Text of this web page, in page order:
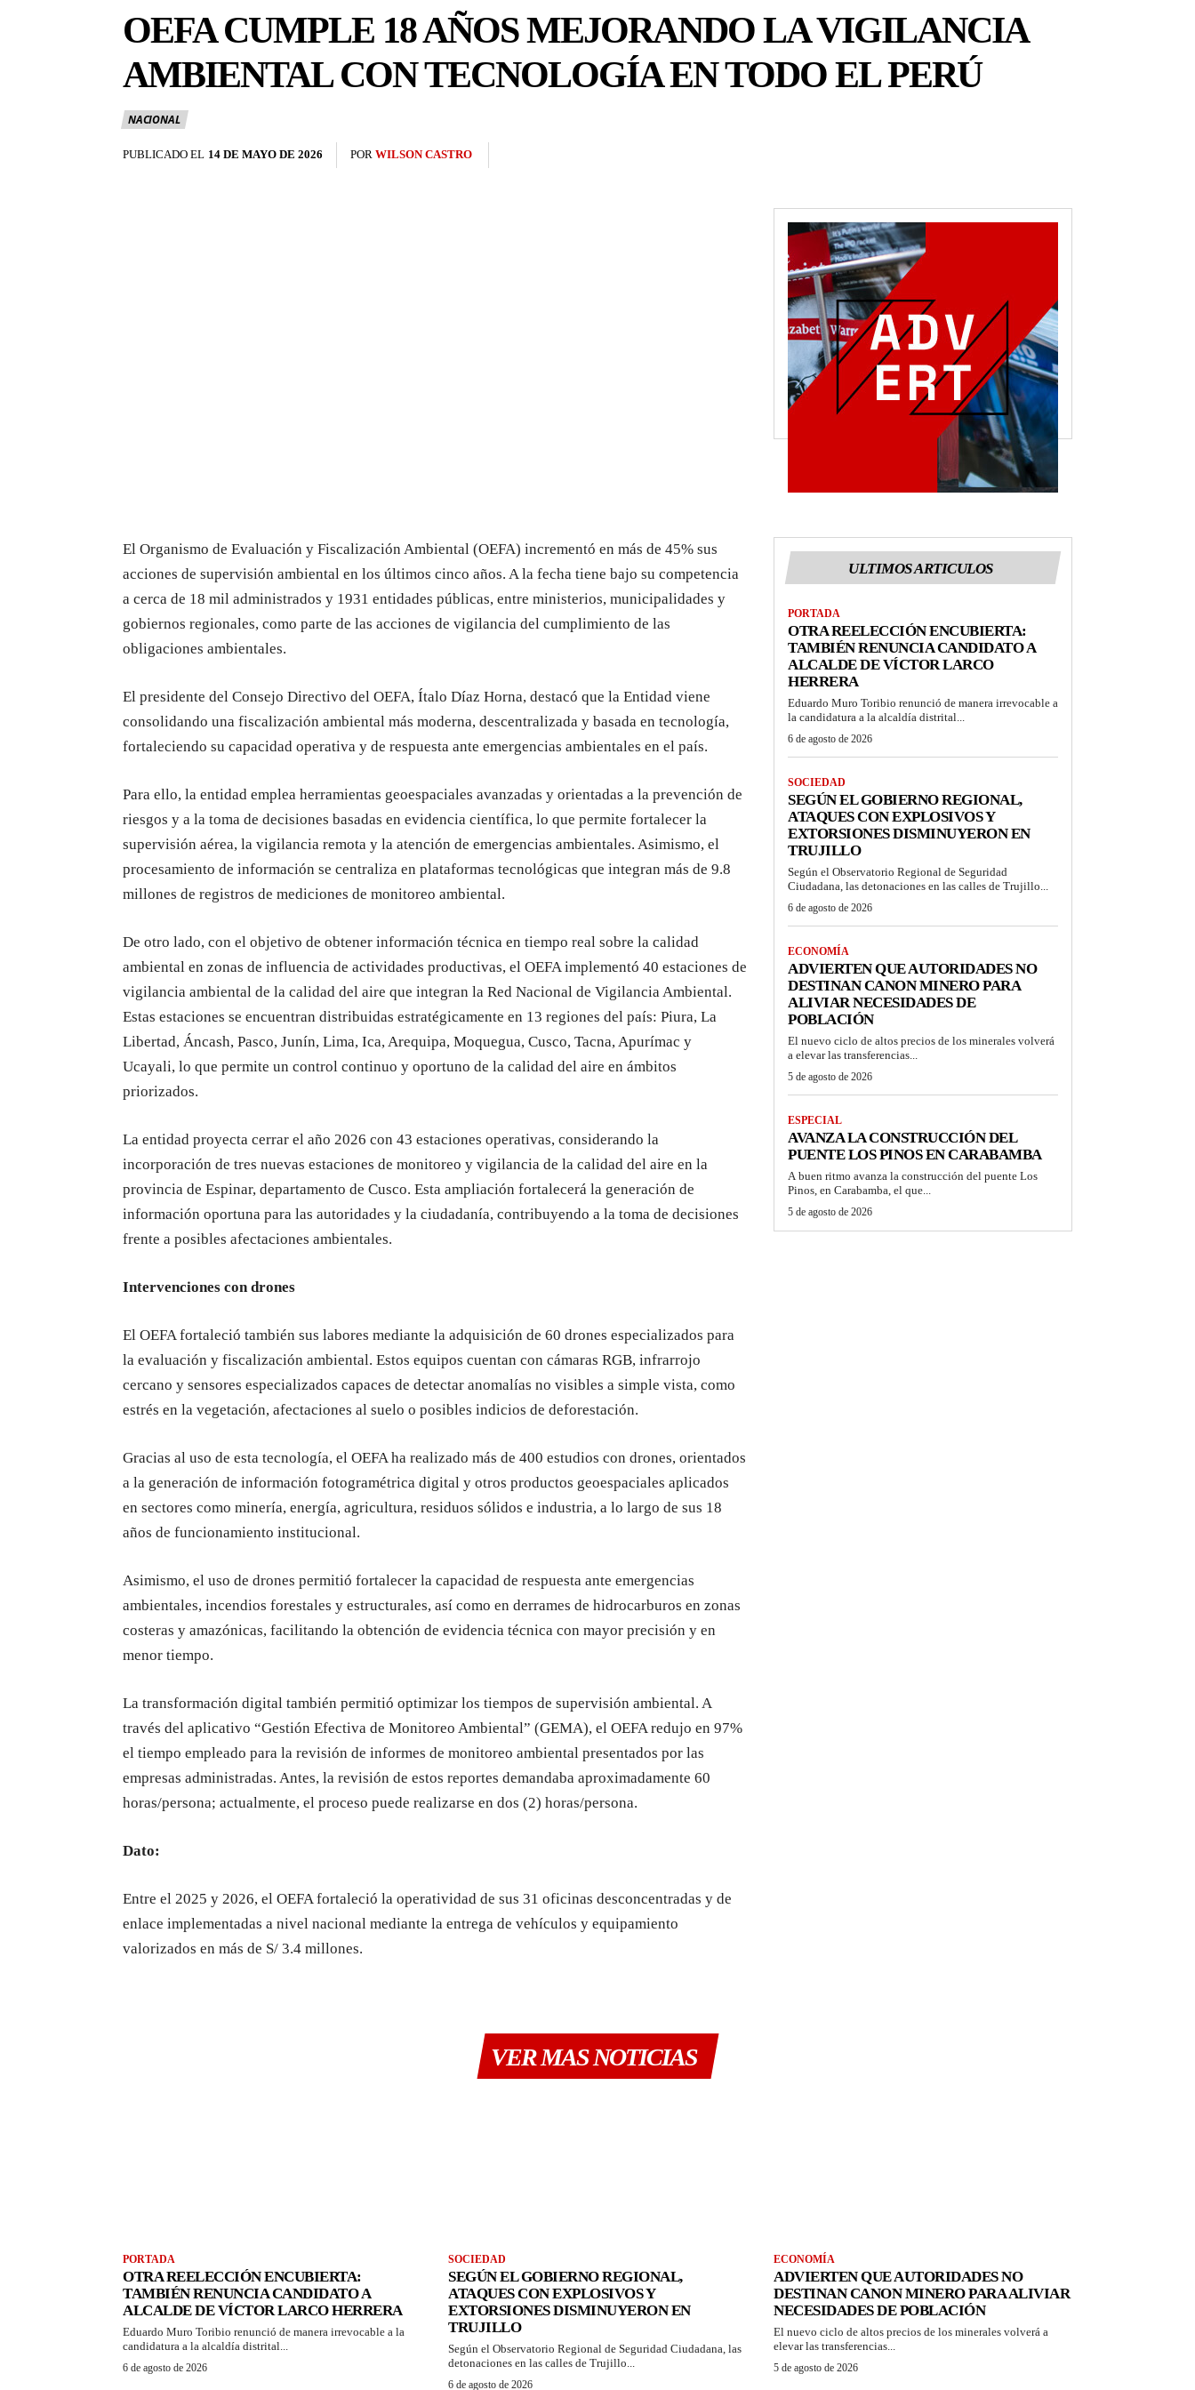
OEFA CUMPLE 18 AÑOS MEJORANDO LA VIGILANCIA
AMBIENTAL CON TECNOLOGÍA EN TODO EL PERÚ
NACIONAL
PUBLICADO EL 14 DE MAYO DE 2026 POR WILSON CASTRO
El Organismo de Evaluación y Fiscalización Ambiental (OEFA) incrementó en más de 45% sus
acciones de supervisión ambiental en los últimos cinco años. A la fecha tiene bajo su competencia
a cerca de 18 mil administrados y 1931 entidades públicas, entre ministerios, municipalidades y
gobiernos regionales, como parte de las acciones de vigilancia del cumplimiento de las
obligaciones ambientales.
El presidente del Consejo Directivo del OEFA, Ítalo Díaz Horna, destacó que la Entidad viene
consolidando una fiscalización ambiental más moderna, descentralizada y basada en tecnología,
fortaleciendo su capacidad operativa y de respuesta ante emergencias ambientales en el país.
Para ello, la entidad emplea herramientas geoespaciales avanzadas y orientadas a la prevención de
riesgos y a la toma de decisiones basadas en evidencia científica, lo que permite fortalecer la
supervisión aérea, la vigilancia remota y la atención de emergencias ambientales. Asimismo, el
procesamiento de información se centraliza en plataformas tecnológicas que integran más de 9.8
millones de registros de mediciones de monitoreo ambiental.
De otro lado, con el objetivo de obtener información técnica en tiempo real sobre la calidad
ambiental en zonas de influencia de actividades productivas, el OEFA implementó 40 estaciones de
vigilancia ambiental de la calidad del aire que integran la Red Nacional de Vigilancia Ambiental.
Estas estaciones se encuentran distribuidas estratégicamente en 13 regiones del país: Piura, La
Libertad, Áncash, Pasco, Junín, Lima, Ica, Arequipa, Moquegua, Cusco, Tacna, Apurímac y
Ucayali, lo que permite un control continuo y oportuno de la calidad del aire en ámbitos
priorizados.
La entidad proyecta cerrar el año 2026 con 43 estaciones operativas, considerando la
incorporación de tres nuevas estaciones de monitoreo y vigilancia de la calidad del aire en la
provincia de Espinar, departamento de Cusco. Esta ampliación fortalecerá la generación de
información oportuna para las autoridades y la ciudadanía, contribuyendo a la toma de decisiones
frente a posibles afectaciones ambientales.
Intervenciones con drones
El OEFA fortaleció también sus labores mediante la adquisición de 60 drones especializados para
la evaluación y fiscalización ambiental. Estos equipos cuentan con cámaras RGB, infrarrojo
cercano y sensores especializados capaces de detectar anomalías no visibles a simple vista, como
estrés en la vegetación, afectaciones al suelo o posibles indicios de deforestación.
Gracias al uso de esta tecnología, el OEFA ha realizado más de 400 estudios con drones, orientados
a la generación de información fotogramétrica digital y otros productos geoespaciales aplicados
en sectores como minería, energía, agricultura, residuos sólidos e industria, a lo largo de sus 18
años de funcionamiento institucional.
Asimismo, el uso de drones permitió fortalecer la capacidad de respuesta ante emergencias
ambientales, incendios forestales y estructurales, así como en derrames de hidrocarburos en zonas
costeras y amazónicas, facilitando la obtención de evidencia técnica con mayor precisión y en
menor tiempo.
La transformación digital también permitió optimizar los tiempos de supervisión ambiental. A
través del aplicativo “Gestión Efectiva de Monitoreo Ambiental” (GEMA), el OEFA redujo en 97%
el tiempo empleado para la revisión de informes de monitoreo ambiental presentados por las
empresas administradas. Antes, la revisión de estos reportes demandaba aproximadamente 60
horas/persona; actualmente, el proceso puede realizarse en dos (2) horas/persona.
Dato:
Entre el 2025 y 2026, el OEFA fortaleció la operatividad de sus 31 oficinas desconcentradas y de
enlace implementadas a nivel nacional mediante la entrega de vehículos y equipamiento
valorizados en más de S/ 3.4 millones.
ULTIMOS ARTICULOS
PORTADA
OTRA REELECCIÓN ENCUBIERTA:
TAMBIÉN RENUNCIA CANDIDATO A
ALCALDE DE VÍCTOR LARCO
HERRERA
Eduardo Muro Toribio renunció de manera irrevocable a
la candidatura a la alcaldía distrital...
6 de agosto de 2026
SOCIEDAD
SEGÚN EL GOBIERNO REGIONAL,
ATAQUES CON EXPLOSIVOS Y
EXTORSIONES DISMINUYERON EN
TRUJILLO
Según el Observatorio Regional de Seguridad
Ciudadana, las detonaciones en las calles de Trujillo...
6 de agosto de 2026
ECONOMÍA
ADVIERTEN QUE AUTORIDADES NO
DESTINAN CANON MINERO PARA
ALIVIAR NECESIDADES DE
POBLACIÓN
El nuevo ciclo de altos precios de los minerales volverá
a elevar las transferencias...
5 de agosto de 2026
ESPECIAL
AVANZA LA CONSTRUCCIÓN DEL
PUENTE LOS PINOS EN CARABAMBA
A buen ritmo avanza la construcción del puente Los
Pinos, en Carabamba, el que...
5 de agosto de 2026
VER MAS NOTICIAS
PORTADA
OTRA REELECCIÓN ENCUBIERTA:
TAMBIÉN RENUNCIA CANDIDATO A
ALCALDE DE VÍCTOR LARCO HERRERA
Eduardo Muro Toribio renunció de manera irrevocable a la
candidatura a la alcaldía distrital...
6 de agosto de 2026
SOCIEDAD
SEGÚN EL GOBIERNO REGIONAL,
ATAQUES CON EXPLOSIVOS Y
EXTORSIONES DISMINUYERON EN
TRUJILLO
Según el Observatorio Regional de Seguridad Ciudadana, las
detonaciones en las calles de Trujillo...
6 de agosto de 2026
ECONOMÍA
ADVIERTEN QUE AUTORIDADES NO
DESTINAN CANON MINERO PARA ALIVIAR
NECESIDADES DE POBLACIÓN
El nuevo ciclo de altos precios de los minerales volverá a
elevar las transferencias...
5 de agosto de 2026